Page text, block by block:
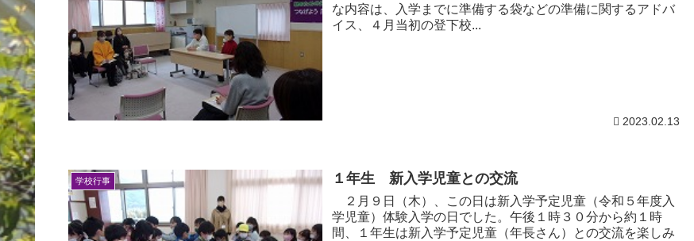
な内容は、入学までに準備する袋などの準備に関するアドバ
イス、４月当初の登下校...
2023.02.13
学校行事 １年生 新入学児童との交流
２月９日（木）、この日は新入学予定児童（令和５年度入
学児童）体験入学の日でした。午後１時３０分から約１時
間、１年生は新入学予定児童（年長さん）との交流を楽しみ